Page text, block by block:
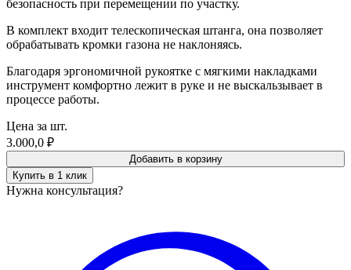
безопасность при перемещении по участку.
В комплект входит телескопическая штанга, она позволяет
обрабатывать кромки газона не наклоняясь.
Благодаря эргономичной рукоятке с мягкими накладками
инструмент комфортно лежит в руке и не выскальзывает в
процессе работы.
Цена за шт.
3.000,0 ₽
Добавить в корзину
Купить в 1 клик
Нужна консультация?